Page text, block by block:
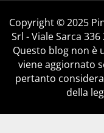
Copyright © 2025
Srl - Viale Sarca
Questo blog non è
viene aggiornato
pertanto
della